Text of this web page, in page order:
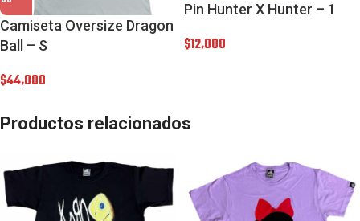
Camiseta Oversize Dragon
Ball – S
$44,000
Pin Hunter X Hunter – 1
$12,000
Productos relacionados